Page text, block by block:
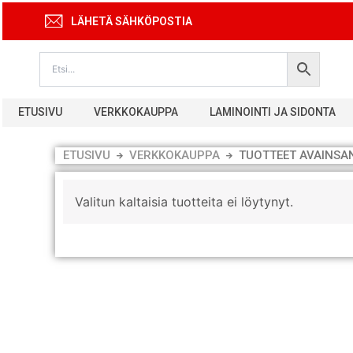
sisältöön
LÄHETÄ SÄHKÖPOSTIA
ETUSIVU VERKKOKAUPPA LAMINOINTI JA SIDONTA
ETUSIVU VERKKOKAUPPA TUOTTEET
Valitun kaltaisia tuotteita ei löytynyt.